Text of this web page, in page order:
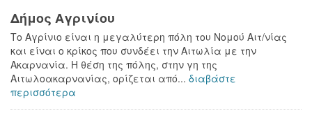
Δήμος Αγρινίου
Το Αγρίνιο είναι η μεγαλύτερη πόλη του Νομού Αιτ/νίας
και είναι ο κρίκος που συνδέει την Αιτωλία με την
Ακαρνανία. Η θέση της πόλης, στην γη της
Αιτωλοακαρνανίας, ορίζεται από... διαβάστε
περισσότερα